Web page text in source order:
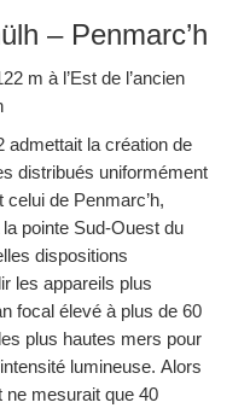
– Penmarc’h
m à l’Est de l’ancien
admettait la création de
distribués uniformément
de Penmarc’h,
pointe Sud-Ouest du
dispositions
les appareils plus
focal élevé à plus de 60
plus hautes mers pour
lumineuse. Alors
ne mesurait que 40